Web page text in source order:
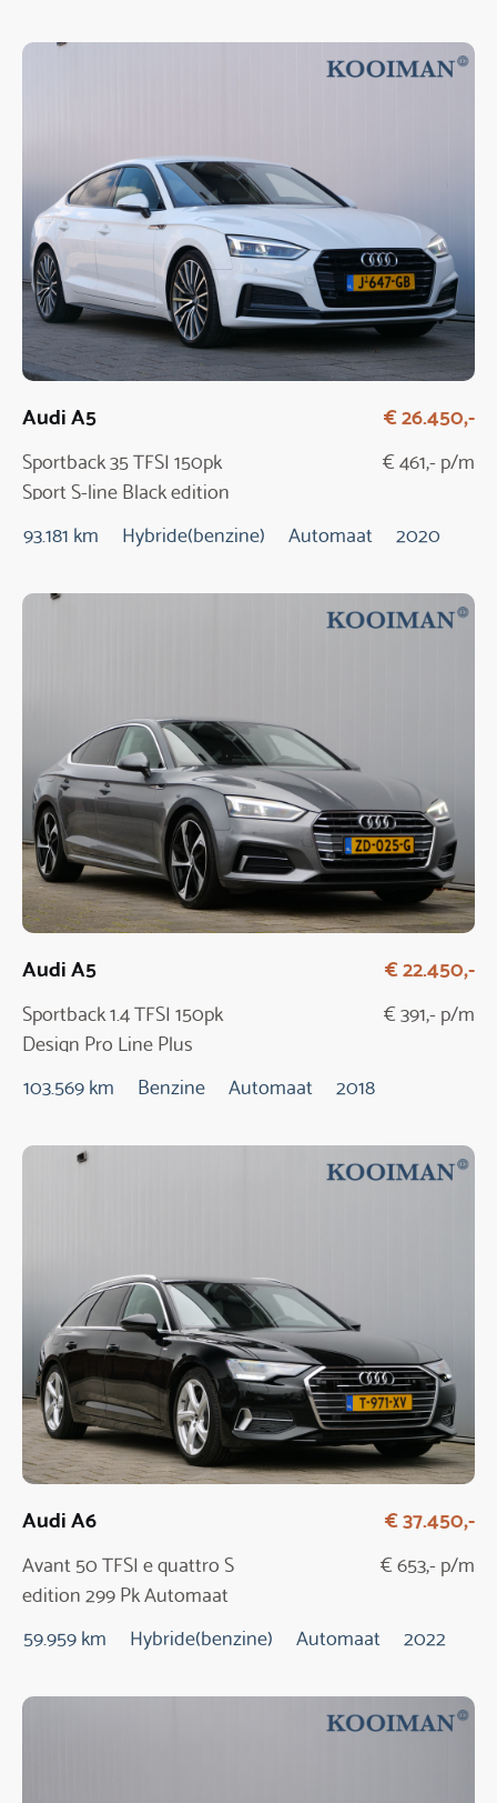
Audi A5
Sportback 35 TFSI 150pk
Sport S-line Black edition
Automaat
€ 26.450,-
€ 461,- p/m
93.181 km Hybride(benzine) Automaat 2020
Audi A5
Sportback 1.4 TFSI 150pk
Design Pro Line Plus
Automaat
€ 22.450,-
€ 391,- p/m
103.569 km Benzine Automaat 2018
Audi A6
Avant 50 TFSI e quattro S
edition 299 Pk Automaat
€ 37.450,-
€ 653,- p/m
59.959 km Hybride(benzine) Automaat 2022